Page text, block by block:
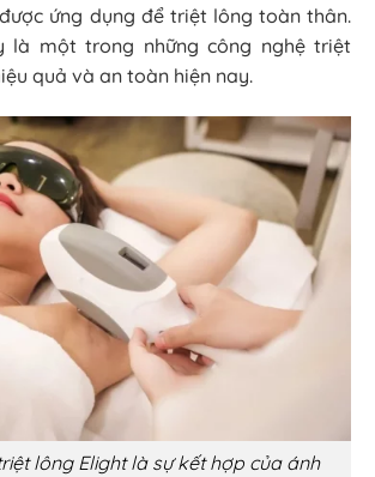
ứng dụng để triệt lông toàn thân.
là một trong những công nghệ triệt
quả và an toàn hiện nay.
lông Elight là sự kết hợp của ánh